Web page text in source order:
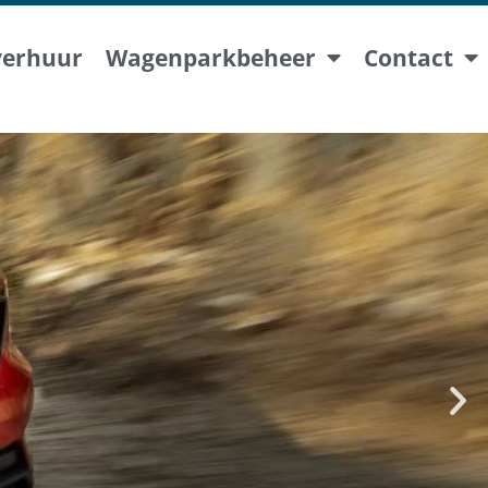
Wagenparkbeheer Contact